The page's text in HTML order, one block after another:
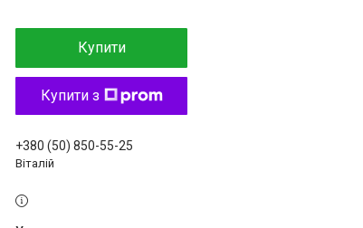
Купити
Купити з
+380 (50) 850-55-25
Віталій